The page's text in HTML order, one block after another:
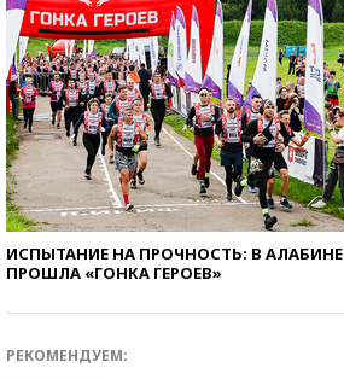
ИСПЫТАНИЕ НА ПРОЧНОСТЬ: В АЛАБИНЕ
ПРОШЛА «ГОНКА ГЕРОЕВ»
РЕКОМЕНДУЕМ: